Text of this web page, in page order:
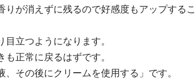
が消えずに残るので好感度もアップするこ
立つようになります。
正常に戻るはずです。
その後にクリームを使用する」です。